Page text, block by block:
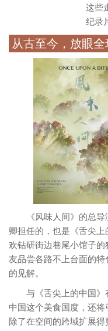
这些
纪录
从古至今，放眼
《风味人间》的总
卿担任的，也是《舌尖
欢钻研街边巷尾小馆子
友品尝各路不上台面的
的见解。
与《舌尖上的中国
中国这个美食国度，还将
除了在空间的跨域扩展